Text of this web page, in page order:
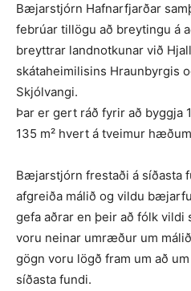
Bæjarstjórn Hafnarfjarðar
febrúar tillögu að breytingu á
breyttrar landnotkunar við
skátaheimilisins Hraunbyrgis
Skjólvangi.
Þar er gert ráð fyrir að byggja
135 m² hvert á tveimur
Bæjarstjórn frestaði á síðasta
afgreiða málið og vildu
gefa aðrar en þeir að fólk vildi
voru neinar umræður um
gögn voru lögð fram um að
síðasta fundi.